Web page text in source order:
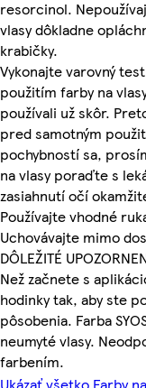
resorcinol.
vlasy dôkladne
krabičky.
Vykonajte varovný
použitím farby na
používali už skôr.
pred samotným
pochybností sa,
na vlasy poraďte s
zasiahnutí očí
Používajte vhodné
Uchovávajte mimo
DÔLEŽITÉ
Než začnete s
hodinky tak, aby ste
pôsobenia. Farba
neumyté vlasy.
farbením.
Ukázať všetko Farby